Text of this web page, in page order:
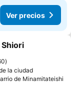
Ver precios
la ciudad
de Minamitateishi